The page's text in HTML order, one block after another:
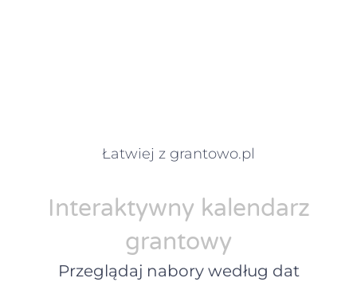
Łatwiej z grantowo.pl
Interaktywny kalendarz
grantowy
Przeglądaj nabory według dat